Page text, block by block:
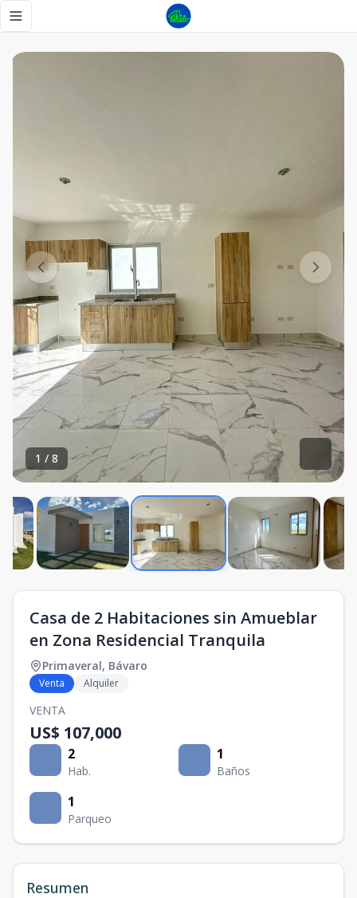
Toggle navigation menu
1 / 8
Casa de 2 Habitaciones sin Amueblar
en Zona Residencial Tranquila
Primaveral, Bávaro
Venta Alquiler
VENTA
US$ 107,000
2
Hab.
1
Baños
1
Parqueo
Resumen
Casa de 2 Habitaciones sin Amueblar en Zona Residencial